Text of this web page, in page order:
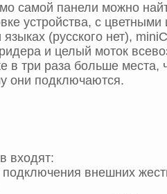
самой панели можно
устройства, с
(русского нет),
и целый моток
в три раза больше места,
они подключаются.
входят:
внешних